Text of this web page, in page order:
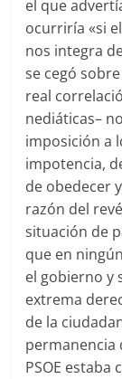
el que
ocurriría «si
nos integra
se cegó
real
nediáticas–
imposición a
impotencia,
de obedecer
razón del
situación de
que en
el gobierno y
extrema
de la
permanencia
PSOE